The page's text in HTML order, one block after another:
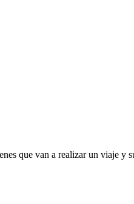
que van a realizar un viaje y